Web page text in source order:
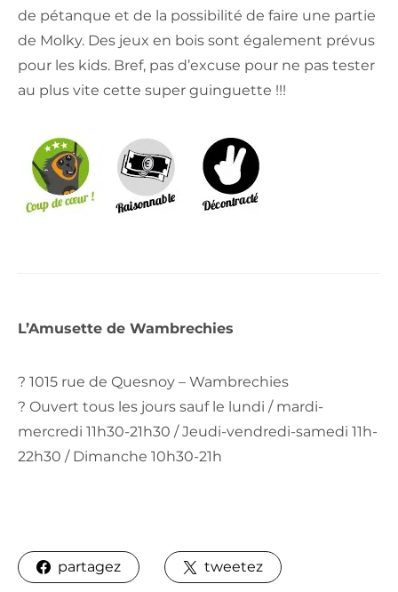
de pétanque et de la possibilité de faire une partie
de Molky. Des jeux en bois sont également prévus
pour les kids. Bref, pas d’excuse pour ne pas tester
au plus vite cette super guinguette !!!
L’Amusette de Wambrechies
? 1015 rue de Quesnoy – Wambrechies
? Ouvert tous les jours sauf le lundi / mardi-
mercredi 11h30-21h30 / Jeudi-vendredi-samedi 11h-
22h30 / Dimanche 10h30-21h
partagez tweetez